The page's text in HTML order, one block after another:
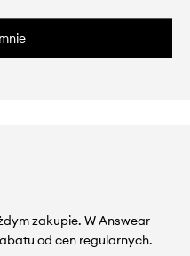
zakupie. W Answear
od cen regularnych.